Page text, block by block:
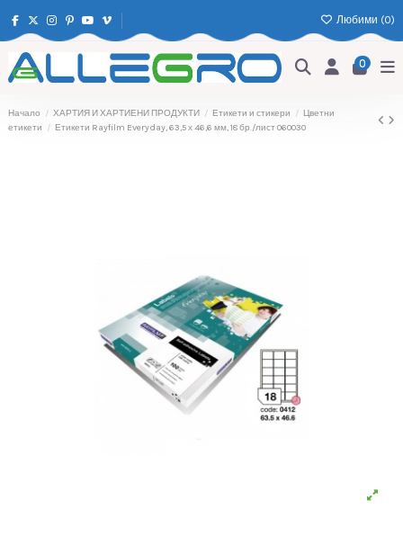
Любими (0)
0
Начало ХАРТИЯ И ХАРТИЕНИ ПРОДУКТИ Етикети и стикери
Цветни
етикети
Етикети Rayfilm Everyday, 63,5 х 46,6 мм, 18 бр./лист 060030